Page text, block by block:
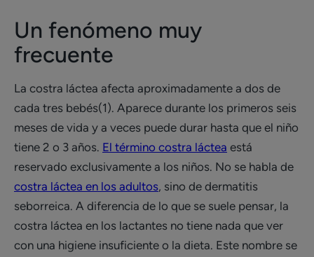
Un fenómeno muy
frecuente
La costra láctea afecta aproximadamente a dos de
cada tres bebés(1). Aparece durante los primeros seis
meses de vida y a veces puede durar hasta que el niño
tiene 2 o 3 años. El término costra láctea está
reservado exclusivamente a los niños. No se habla de
costra láctea en los adultos, sino de dermatitis
seborreica. A diferencia de lo que se suele pensar, la
costra láctea en los lactantes no tiene nada que ver
con una higiene insuficiente o la dieta. Este nombre se